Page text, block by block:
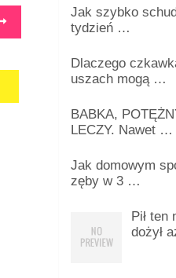
Jak szybko
tydzień …
Dlaczego
uszach mogą …
BABKA,
LECZY. Nawet …
Jak domowym
zęby w 3 …
Pił ten
dożył